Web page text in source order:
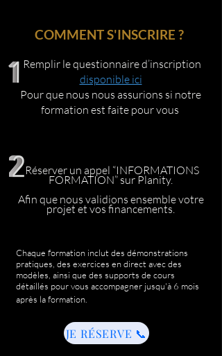
JE RÉSERVE 📞
COMMENT S'INSCRIRE ?
Remplir le questionnaire d’inscription
disponible ici
Pour que nous nous assurions si notre
formation est faite pour vous
Réserver un appel “INFORMATIONS
FORMATION” sur Planity.
Afin que nous validions ensemble votre
projet et vos financements.
Chaque formation inclut des démonstrations
pratiques, des exercices en direct avec des
modèles, ainsi que des supports de cours
détaillés pour vous accompagner jusqu'à 6 mois
après la formation.​